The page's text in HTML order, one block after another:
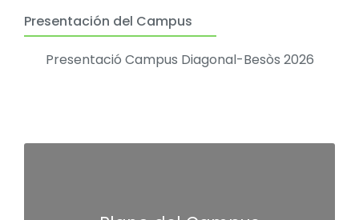
Presentación del Campus
Presentació Campus Diagonal-Besòs 2026